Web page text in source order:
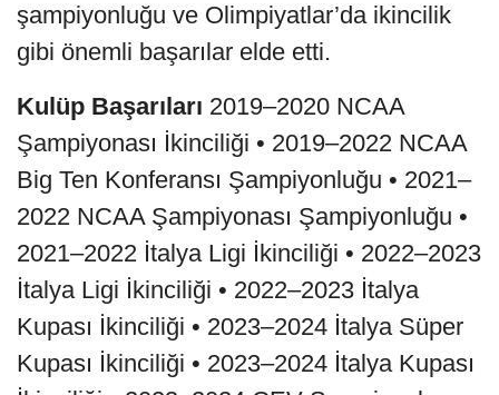
şampiyonluğu ve Olimpiyatlar’da ikincilik
gibi önemli başarılar elde etti.
Kulüp Başarıları 2019–2020 NCAA
Şampiyonası İkinciliği • 2019–2022 NCAA
Big Ten Konferansı Şampiyonluğu • 2021–
2022 NCAA Şampiyonası Şampiyonluğu •
2021–2022 İtalya Ligi İkinciliği • 2022–2023
İtalya Ligi İkinciliği • 2022–2023 İtalya
Kupası İkinciliği • 2023–2024 İtalya Süper
Kupası İkinciliği • 2023–2024 İtalya Kupası